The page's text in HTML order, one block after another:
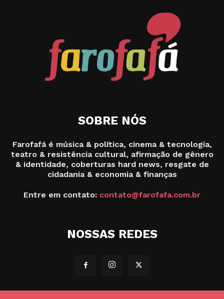
SOBRE NÓS
Farofafá é música & política, cinema & tecnologia,
teatro & resistência cultural, afirmação de gênero
& identidade, coberturas hard news, resgate de
cidadania & economia & finanças
Entre em contato: contato@farofafa.com.br
NOSSAS REDES